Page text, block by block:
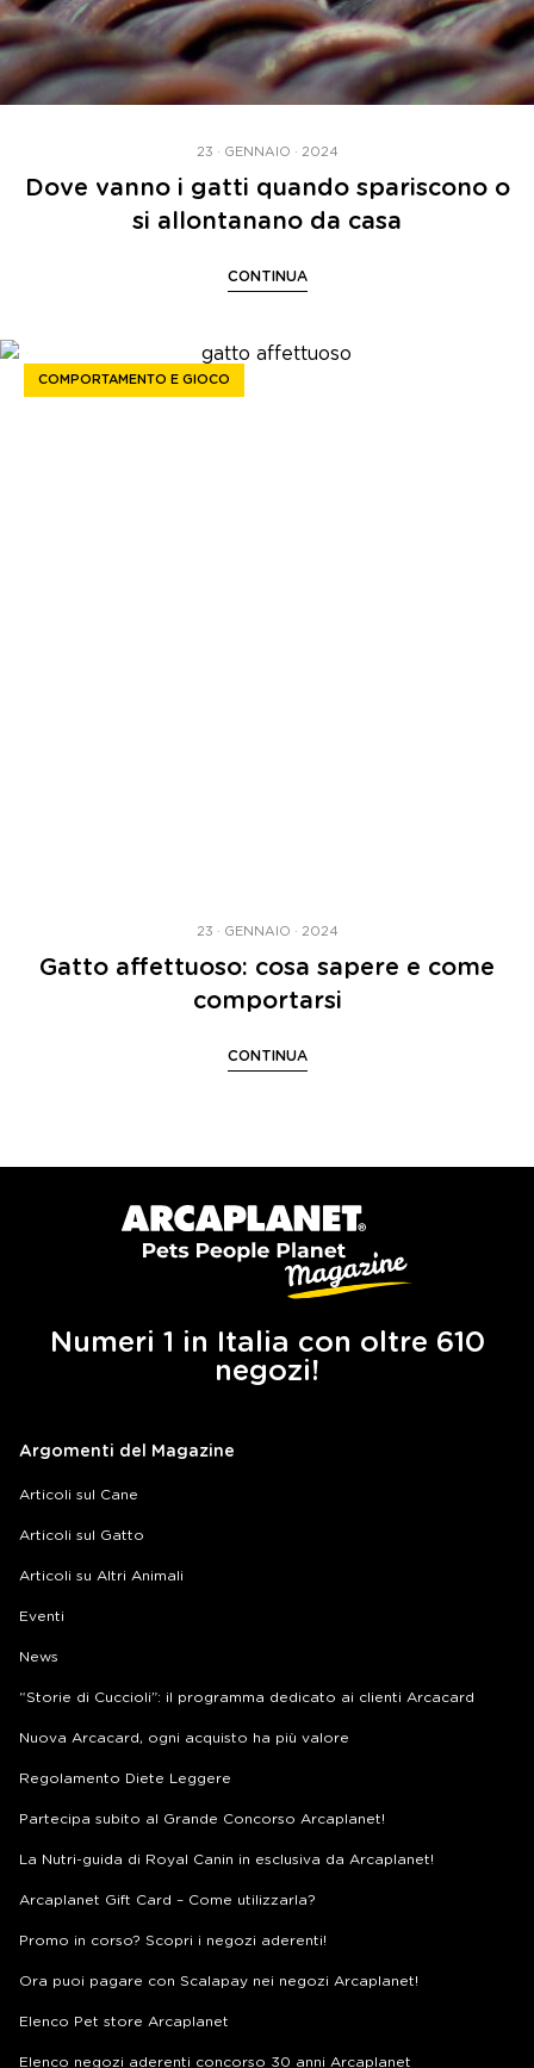
23 · GENNAIO · 2024
Dove vanno i gatti quando spariscono o
si allontanano da casa
CONTINUA
COMPORTAMENTO E GIOCO
23 · GENNAIO · 2024
Gatto affettuoso: cosa sapere e come
comportarsi
CONTINUA
Numeri 1 in Italia con oltre 610
negozi!
Argomenti del Magazine
Articoli sul Cane
Articoli sul Gatto
Articoli su Altri Animali
Eventi
News
“Storie di Cuccioli”: il programma dedicato ai clienti Arcacard
Nuova Arcacard, ogni acquisto ha più valore
Regolamento Diete Leggere
Partecipa subito al Grande Concorso Arcaplanet!
La Nutri-guida di Royal Canin in esclusiva da Arcaplanet!
Arcaplanet Gift Card – Come utilizzarla?
Promo in corso? Scopri i negozi aderenti!
Ora puoi pagare con Scalapay nei negozi Arcaplanet!
Elenco Pet store Arcaplanet
Elenco negozi aderenti concorso 30 anni Arcaplanet